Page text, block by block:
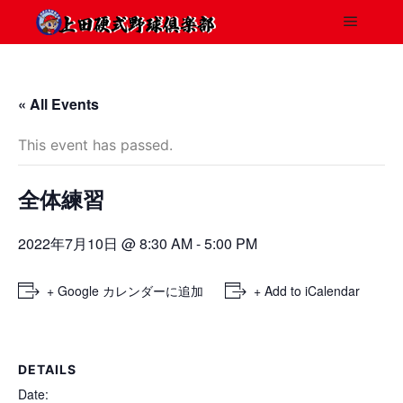
« All Events
This event has passed.
全体練習
2022年7月10日 @ 8:30 AM-5:00 PM
+ Google カレンダーに追加 + Add to iCalendar
DETAILS
Date: